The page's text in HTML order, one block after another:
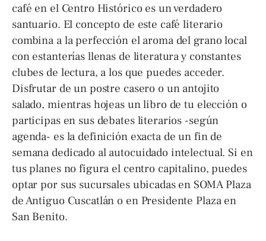
café en el Centro Histórico es un verdadero
santuario. El concepto de este café literario
combina a la perfección el aroma del grano local
con estanterías llenas de literatura y constantes
clubes de lectura, a los que puedes acceder.
Disfrutar de un postre casero o un antojito
salado, mientras hojeas un libro de tu elección o
participas en sus debates literarios -según
agenda- es la definición exacta de un fin de
semana dedicado al autocuidado intelectual. Si en
tus planes no figura el centro capitalino, puedes
optar por sus sucursales ubicadas en SOMA Plaza
de Antiguo Cuscatlán o en Presidente Plaza en
San Benito.